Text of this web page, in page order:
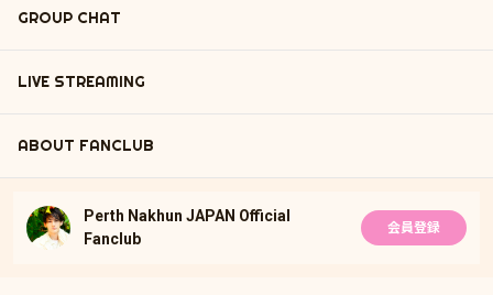
GROUP CHAT
LIVE STREAMING
ABOUT FANCLUB
Perth Nakhun JAPAN Official
Fanclub
会員登録